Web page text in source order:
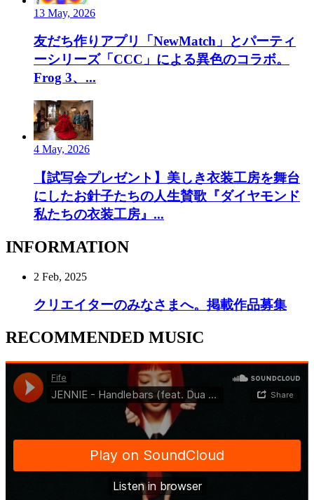
13 May, 2026
友だち作りアプリ「NewMatch」とパーティ
ーシリーズ「CCC」による異色のコラボ。
Frog 3、...
4 May, 2026
【試写会プレゼント】美しき衣装工房を舞台
にしたお針子たちの人生賛歌『ダイヤモンド
私たちの衣装工房』...
INFORMATION
2 Feb, 2025
クリエイターのみなさまへ。掲載作品募集
RECOMMENDED MUSIC